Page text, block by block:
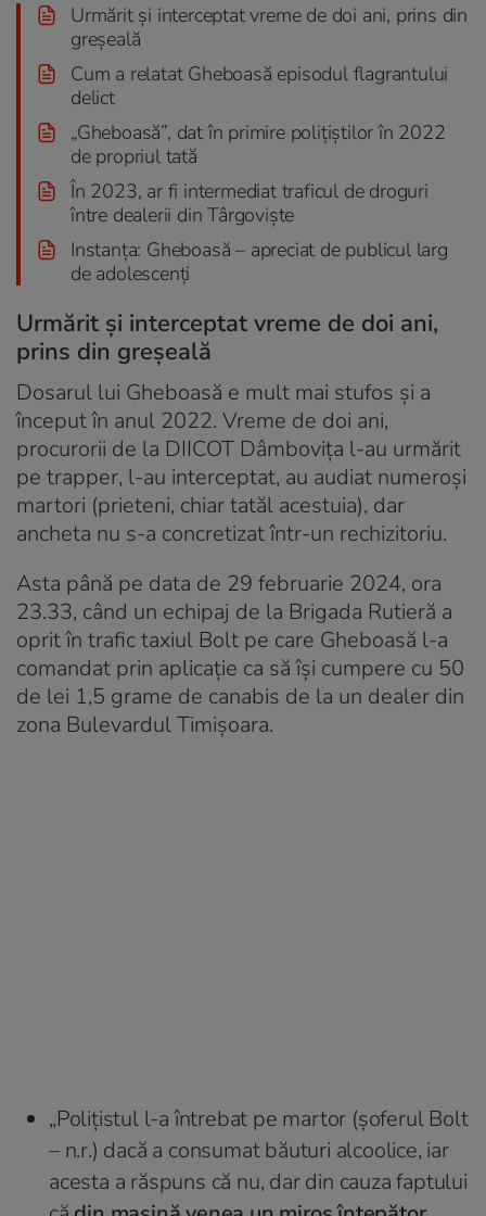
Urmărit și interceptat vreme de doi ani, prins din
greșeală
Cum a relatat Gheboasă episodul flagrantului
delict
„Gheboasă”, dat în primire polițiștilor în 2022
de propriul tată
În 2023, ar fi intermediat traficul de droguri
între dealerii din Târgoviște
Instanța: Gheboasă – apreciat de publicul larg
de adolescenți
Urmărit și interceptat vreme de doi ani,
prins din greșeală
Dosarul lui Gheboasă e mult mai stufos și a
început în anul 2022. Vreme de doi ani,
procurorii de la DIICOT Dâmbovița l-au urmărit
pe trapper, l-au interceptat, au audiat numeroși
martori (prieteni, chiar tatăl acestuia), dar
ancheta nu s-a concretizat într-un rechizitoriu.
Asta până pe data de 29 februarie 2024, ora
23.33, când un echipaj de la Brigada Rutieră a
oprit în trafic taxiul Bolt pe care Gheboasă l-a
comandat prin aplicație ca să își cumpere cu 50
de lei 1,5 grame de canabis de la un dealer din
zona Bulevardul Timișoara.
„Polițistul l-a întrebat pe martor (șoferul Bolt
– n.r.) dacă a consumat băuturi alcoolice, iar
acesta a răspuns că nu, dar din cauza faptului